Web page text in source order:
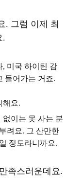
. 그럼 이제 최
.
, 미국 하이틴 감
들어가는 거죠.
해요.
없이는 못 사는 분
려요. 그 산만한
정도라니까요.
족스러운데요.